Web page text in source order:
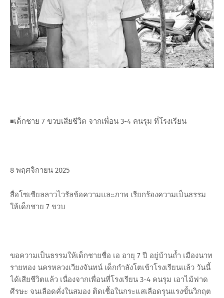
◾️เด็กชาย 7 ขวบเสียชีวิต จากเพื่อน 3-4 คนรุม ที่โรงเรียน
8 พฤศจิกายน 2025
สื่อโซเซียลลาวไวรัลข้อความและภาพ เรียกร้องความเป็นธรรม
ให้เด็กชาย 7 ขวบ
ขอความเป็นธรรมให้เด็กชายชื่อ เอ อายุ 7 ปี อยู่บ้านถ้ำ เมืองนาท
รายทอง นครหลวงเวียงจันทน์ เด็กกำลังโตเข้าโรงเรียนแล้ว วันนี้
ได้เสียชีวิตแล้ว เนื่องจากเพื่อนที่โรงเรียน 3-4 คนรุม เอาไม้ฟาด
ศีรษะ จนเลือดคั่งในสมอง ติดเชื้อในกระแสเลือดรุนแรงขั้นวิกฤต